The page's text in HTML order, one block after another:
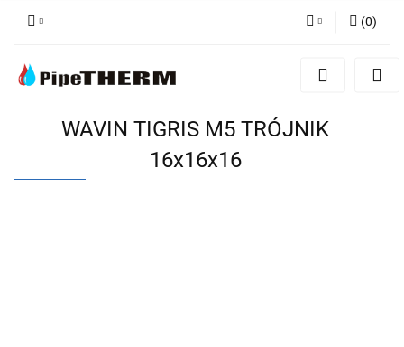
Zaloguj się
Dodaj zgłoszenie
(0)
WAVIN TIGRIS M5 TRÓJNIK
16x16x16